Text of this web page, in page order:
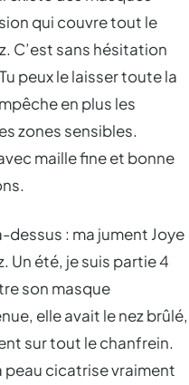
qui couvre tout le
C’est sans hésitation
peux le laisser toute la
en plus les
zones sensibles.
maille fine et bonne
dessus : ma jument Joye
Un été, je suis partie 4
son masque
elle avait le nez brûlé,
sur tout le chanfrein.
peau cicatrise vraiment